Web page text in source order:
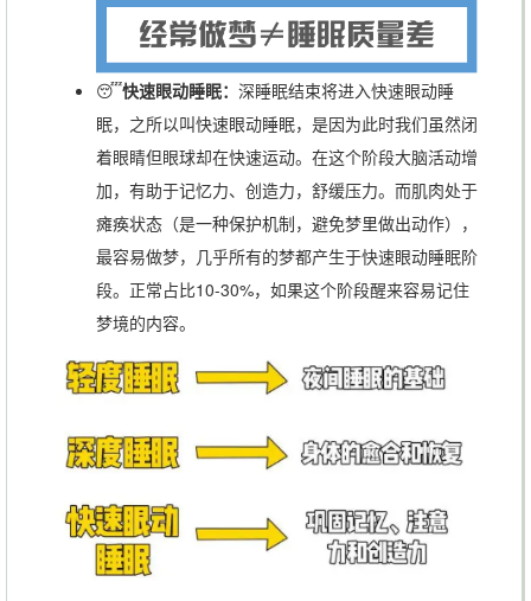
😴快速眼动睡眠： 深睡眠结束将进入快速眼动睡
眠，之所以叫快速眼动睡眠，是因为此时我们虽然闭
着眼睛但眼球却在快速运动。在这个阶段大脑活动增
加，有助于记忆力、创造力，舒缓压力。而肌肉处于
瘫痪状态（是一种保护机制，避免梦里做出动作），
最容易做梦，几乎所有的梦都产生于快速眼动睡眠阶
段。正常占比10-30%，如果这个阶段醒来容易记住
梦境的内容。